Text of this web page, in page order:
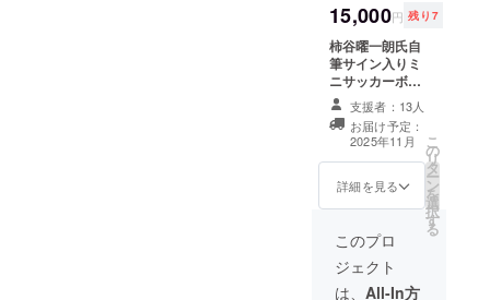
田市小野田字末
広7525番17)
※支援者様の交通
費や滞在費は各
自でご負担くだ
さい。 ※支援
者様との連絡方
法：詳細はメー
ルで連絡しま
15,000円 残り7
柿谷曜一朗氏自
筆サイン入りミ
ニサッカーボー
ル(支援者様 先
着限定20名)
支援者：13人
お届け予定：
2025年11月
詳細を見る
こ
の
リ
タ
ー
ン
を
選
択
す
る
このプロ
ジェクト
は、 All-In方